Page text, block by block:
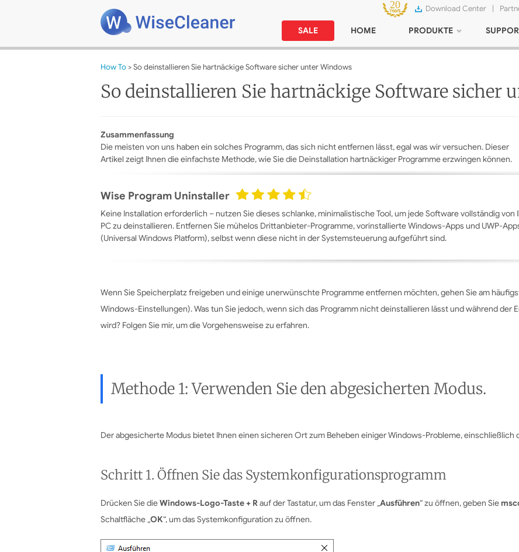
Download Center |
SALE HOME PRODUKTE
How To> So deinstallieren Sie hartnäckige Software sicher unter Windows
So deinstallieren Sie hartnäckige Software sicher
Zusammenfassung
Die meisten von uns haben ein solches Programm, das sich nicht entfernen lässt, egal was wir versuchen. Dieser
Artikel zeigt Ihnen die einfachste Methode, wie Sie die Deinstallation hartnäckiger Programme erzwingen können.
Wise Program Uninstaller
Keine Installation erforderlich – nutzen Sie dieses schlanke, minimalistische Tool, um jede Software vollständig von
PC zu deinstallieren. Entfernen Sie mühelos Drittanbieter-Programme, vorinstallierte Windows-Apps und UWP-
(Universal Windows Platform), selbst wenn diese nicht in der Systemsteuerung aufgeführt sind.
Wenn Sie Speicherplatz freigeben und einige unerwünschte Programme entfernen möchten, gehen Sie am
Windows-Einstellungen). Was tun Sie jedoch, wenn sich das Programm nicht deinstallieren lässt und während der
wird? Folgen Sie mir, um die Vorgehensweise zu erfahren.
Methode 1: Verwenden Sie den abgesicherten Modus.
Der abgesicherte Modus bietet Ihnen einen sicheren Ort zum Beheben einiger Windows-Probleme, einschließlich
Schritt 1. Öffnen Sie das Systemkonfigurationsprogramm
Drücken Sie dieWindows-Logo-Taste + Rauf der Tastatur, um das Fenster „Ausführen“ zu öffnen, geben Sie
Schaltfläche „OK“, um das Systemkonfiguration zu öffnen.